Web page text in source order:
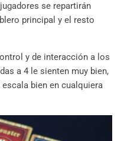
se repartirán
principal y el resto
y de interacción a los
a 4 le sienten muy bien,
bien en cualquiera